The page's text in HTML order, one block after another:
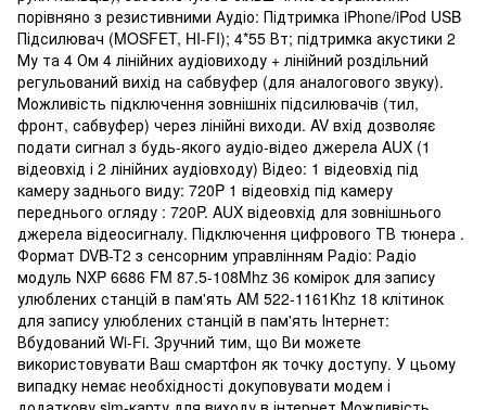
порівняно з резистивними Аудіо: Підтримка iPhone/iPod USB
Підсилювач (MOSFET, HI-FI); 4*55 Вт; підтримка акустики 2
Му та 4 Ом 4 лінійних аудіовиходу + лінійний роздільний
регульований вихід на сабвуфер (для аналогового звуку).
Можливість підключення зовнішніх підсилювачів (тил,
фронт, сабвуфер) через лінійні виходи. AV вхід дозволяє
подати сигнал з будь-якого аудіо-відео джерела AUX (1
відеовхід і 2 лінійних аудіовходу) Відео: 1 відеовхід під
камеру заднього виду: 720P 1 відеовхід під камеру
переднього огляду : 720P. AUX відеовхід для зовнішнього
джерела відеосигналу. Підключення цифрового ТВ тюнера .
Формат DVB-T2 з сенсорним управлінням Радіо: Радіо
модуль NXP 6686 FM 87.5-108Mhz 36 комірок для запису
улюблених станцій в пам'ять AM 522-1161Khz 18 клітинок
для запису улюблених станцій в пам'ять Інтернет:
Вбудований Wi-Fi. Зручний тим, що Ви можете
використовувати Ваш смартфон як точку доступу. У цьому
випадку немає необхідності докуповувати модем і